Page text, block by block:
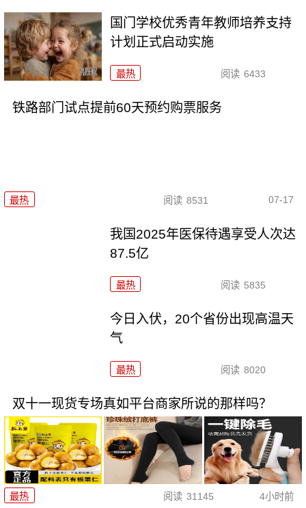
国门学校优秀青年教师培养支持
计划正式启动实施
最热 阅读 6433
铁路部门试点提前60天预约购票服务
最热 阅读 8531 07-17
我国2025年医保待遇享受人次达
87.5亿
最热 阅读 5835
今日入伏，20个省份出现高温天
气
最热 阅读 8020
双十一现货专场真如平台商家所说的那样吗？
最热 阅读 31145 4小时前